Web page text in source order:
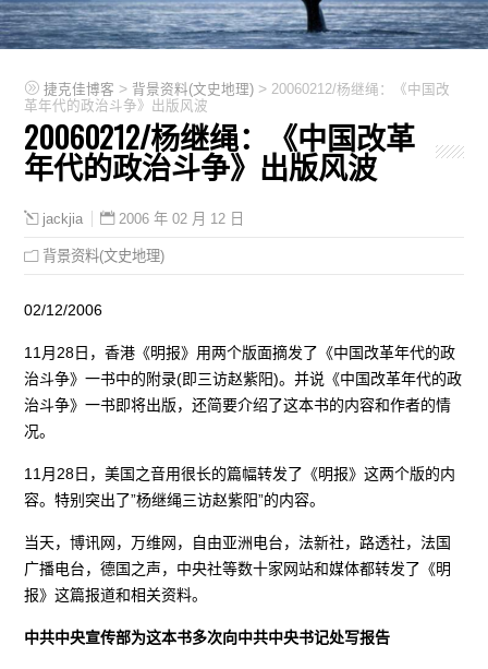
捷克佳博客 > 背景资料(文史地理) > 20060212/杨继绳：《中国改
革年代的政治斗争》出版风波
20060212/杨继绳：《中国改革
年代的政治斗争》出版风波
jackjia 2006 年 02 月 12 日
背景资料(文史地理)
02/12/2006
11月28日，香港《明报》用两个版面摘发了《中国改革年代的政
治斗争》一书中的附录(即三访赵紫阳)。并说《中国改革年代的政
治斗争》一书即将出版，还简要介绍了这本书的内容和作者的情
况。
11月28日，美国之音用很长的篇幅转发了《明报》这两个版的内
容。特别突出了”杨继绳三访赵紫阳”的内容。
当天，博讯网，万维网，自由亚洲电台，法新社，路透社，法国
广播电台，德国之声，中央社等数十家网站和媒体都转发了《明
报》这篇报道和相关资料。
中共中央宣传部为这本书多次向中共中央书记处写报告